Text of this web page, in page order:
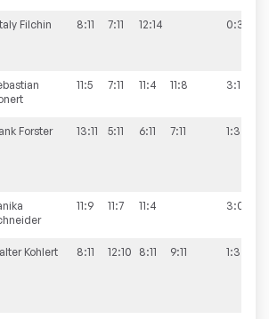
Filchin 8:11 7:11 12:14 0:3
11:5 7:11 11:4 11:8 3:1
Forster 13:11 5:11 6:11 7:11 1:3
11:9 11:7 11:4 3:0
Kohlert 8:11 12:10 8:11 9:11 1:3